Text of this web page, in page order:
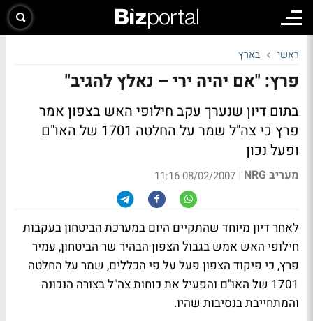
ראשי בארץ
פרץ: "אם יהיה ירי – נאלץ להגיב"
בתום דיון שנערך עקב חילופי האש בצפון אמר
פרץ כי צה"ל שמר על החלטה 1701 של האו"ם
ופעל נכון
מעריב NRG |
08/02/2007 11:16
לאחר דיון מיוחד שהתקיים היום במערכת הביטחון בעקבות
חילופי האש אמש בגבול הצפון הבהיר שר הביטחון, עמיר
פרץ, כי פיקוד הצפון פעל על פי הכללים, שמר על החלטה
1701 של האו"ם והפעיל את כוחות צה"ל בצורה הנכונה
והמתחייבת בנסיבות שהיו.